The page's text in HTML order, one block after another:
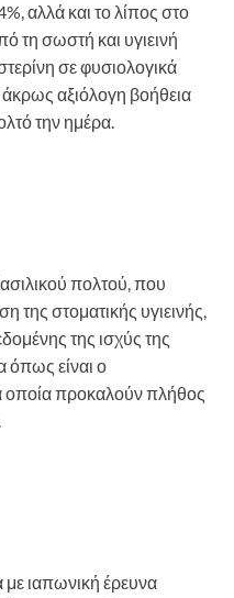
αλλά και το λίπος στο
τη σωστή και υγιεινή
σε φυσιολογικά
άκρως αξιόλογη βοήθεια
την ημέρα.
πολτού, που
της στοματικής υγιεινής,
της ισχύς της
όπως είναι ο
οποία προκαλούν πλήθος
ιαπωνική έρευνα